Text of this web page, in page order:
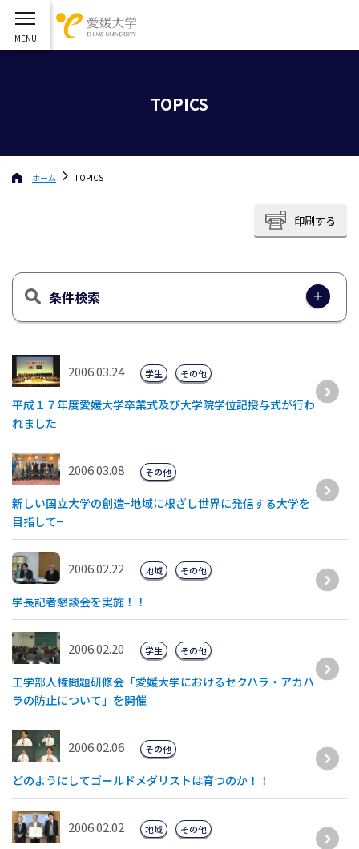
TOPICS
ホーム TOPICS
印刷する
条件検索
2006.03.24
平成１７年度愛媛大学卒業式及び大学院学位記授与式が行わ
れました
学生 その他
2006.03.08
新しい国立大学の創造−地域に根ざし世界に発信する大学を
目指して−
その他
2006.02.22
学長記者懇談会を実施！！
地域 その他
2006.02.20
工学部人権問題研修会「愛媛大学におけるセクハラ・アカハ
ラの防止について」を開催
学生 その他
2006.02.06
どのようにしてゴールドメダリストは育つのか！！
その他
2006.02.02 地域 その他